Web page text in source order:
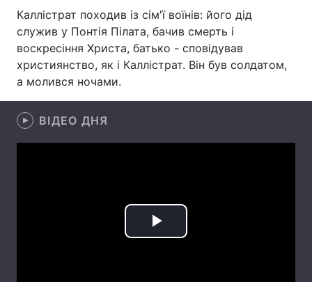
Відео з Youtube Статті
Інтерв'ю Думки
Архів Вакансії
Контакти
Каллістрат походив із сім'ї воїнів: його дід
служив у Понтія Пілата, бачив смерть і
воскресіння Христа, батько - сповідував
християнство, як і Каллістрат. Він був солдатом,
а молився ночами.
ВІДЕО ДНЯ
Play